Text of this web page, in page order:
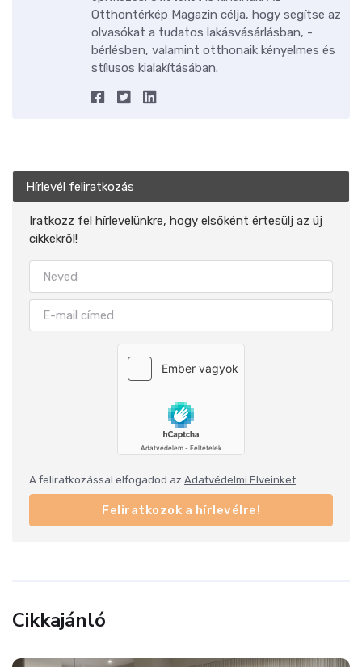
Otthontérkép Magazin célja, hogy segítse az
olvasókat a tudatos lakásvásárlásban, -
bérlésben, valamint otthonaik kényelmes és
stílusos kialakításában.
Hírlevél feliratkozás
Iratkozz fel hírlevelünkre, hogy elsőként értesülj az új
cikkekről!
A feliratkozással elfogadod az Adatvédelmi Elveinket
Feliratkozok a hírlevélre!
Cikkajánló